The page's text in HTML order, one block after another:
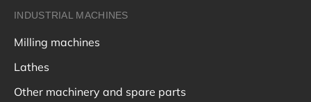
INDUSTRIAL MACHINES
Milling machines
Lathes
Other machinery and spare parts